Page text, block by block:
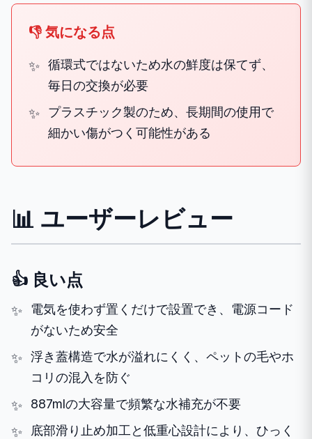
👎 気になる点
循環式ではないため水の鮮度は保てず、
毎日の交換が必要
プラスチック製のため、長期間の使用で
細かい傷がつく可能性がある
📊 ユーザーレビュー
👍 良い点
電気を使わず置くだけで設置でき、電源コード
がないため安全
浮き蓋構造で水が溢れにくく、ペットの毛やホ
コリの混入を防ぐ
887mlの大容量で頻繁な水補充が不要
底部滑り止め加工と低重心設計により、ひっく